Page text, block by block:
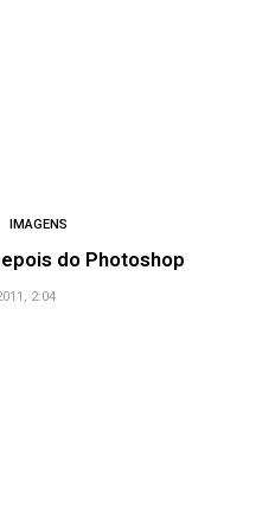
IMAGENS
do Photoshop
2:04